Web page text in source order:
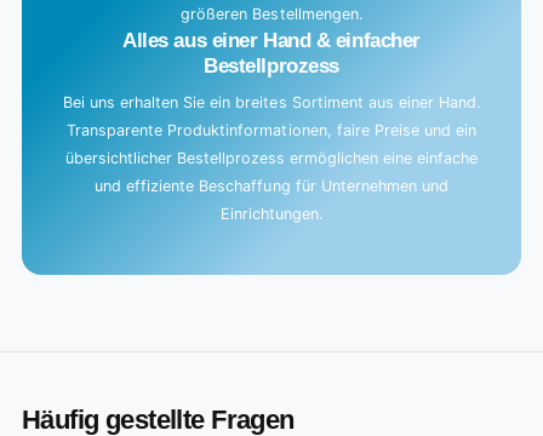
größeren Bestellmengen.
Alles aus einer Hand & einfacher
Bestellprozess
Bei uns erhalten Sie ein breites Sortiment aus einer Hand.
Transparente Produktinformationen, faire Preise und ein
übersichtlicher Bestellprozess ermöglichen eine einfache
und effiziente Beschaffung für Unternehmen und
Einrichtungen.
Häufig gestellte Fragen